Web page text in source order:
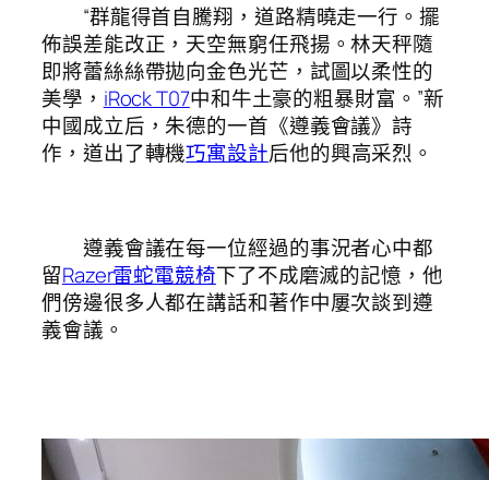
“群龍得首自騰翔，道路精曉走一行。擺
佈誤差能改正，天空無窮任飛揚。林天秤隨
即將蕾絲絲帶拋向金色光芒，試圖以柔性的
美學， iRock T07中和牛土豪的粗暴財富。”新
中國成立后，朱德的一首《遵義會議》詩
作，道出了轉機巧寓設計后他的興高采烈。
遵義會議在每一位經過的事況者心中都
留Razer雷蛇電競椅下了不成磨滅的記憶，他
們傍邊很多人都在講話和著作中屢次談到遵
義會議。